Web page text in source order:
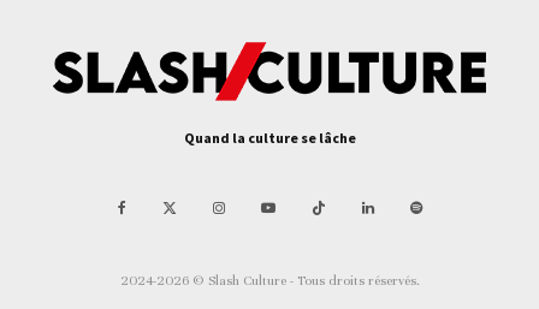
Quand la culture se lâche
2024-2026 © Slash Culture - Tous droits réservés.